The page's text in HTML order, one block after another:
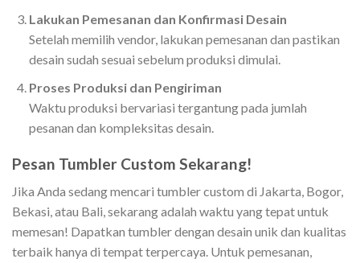
Lakukan Pemesanan dan Konfirmasi Desain
Setelah memilih vendor, lakukan pemesanan dan pastikan
desain sudah sesuai sebelum produksi dimulai.
Proses Produksi dan Pengiriman
Waktu produksi bervariasi tergantung pada jumlah
pesanan dan kompleksitas desain.
Pesan Tumbler Custom Sekarang!
Jika Anda sedang mencari tumbler custom di Jakarta, Bogor,
Bekasi, atau Bali, sekarang adalah waktu yang tepat untuk
memesan! Dapatkan tumbler dengan desain unik dan kualitas
terbaik hanya di tempat terpercaya. Untuk pemesanan,